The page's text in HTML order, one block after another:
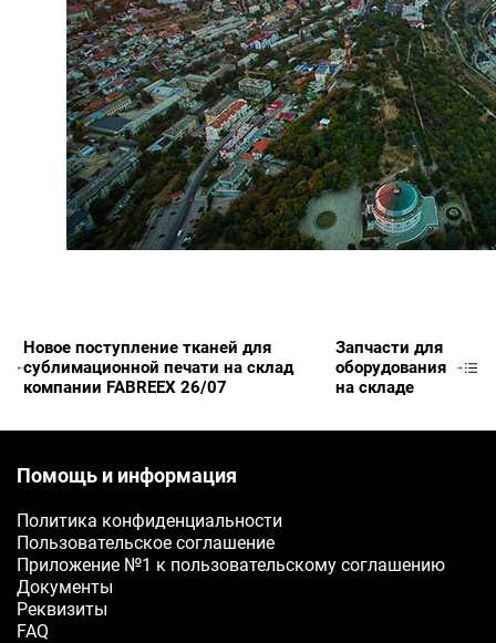
Новое поступление тканей для
сублимационной печати на склад
компании FABREEX 26/07
Запчасти для
оборудования
на складе
Заявка на бесплатные
Помощь и информация
Политика конфиденциальности
Пользовательское соглашение
Приложение №1 к пользовательскому соглашению
Документы
Реквизиты
FAQ